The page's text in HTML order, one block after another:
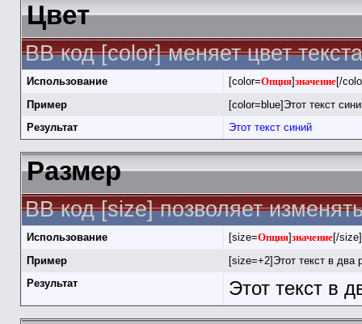
Цвет
BB код [color] меняет цвет
Использование [color=Опция]значение[/
Пример
[color=blue]Этот текст
Результат
Этот текст синий
Размер
BB код [size] позволяет
Использование [size=Опция]значение[/size]
Пример
[size=+2]Этот текст в два
Результат
Этот текст в